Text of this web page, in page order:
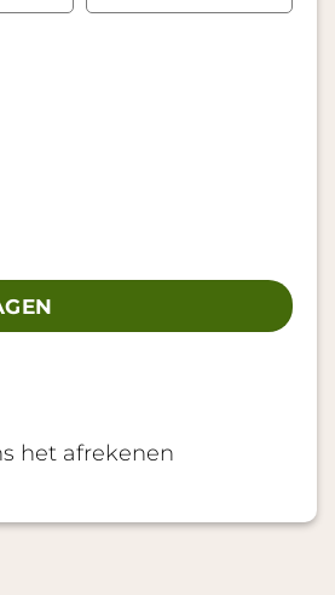
het afrekenen